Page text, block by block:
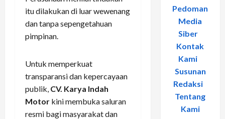
itu dilakukan di luar wewenang
dan tanpa sepengetahuan
pimpinan.
Untuk memperkuat
transparansi dan kepercayaan
publik, CV. Karya Indah
Motor kini membuka saluran
resmi bagi masyarakat dan
Pedoman
Media
Siber-
Kontak
Kami
Susunan
Redaksi-
Tentang
Kami